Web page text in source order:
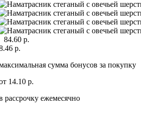
84.60 р.
р.
сумма бонусов за покупку
14.10 р.
рассрочку ежемесячно